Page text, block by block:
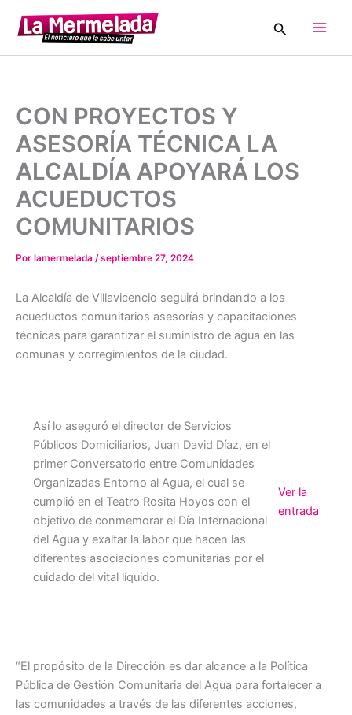
contenido
Buscar
CON PROYECTOS Y
ASESORÍA TÉCNICA LA
ALCALDÍA APOYARÁ LOS
ACUEDUCTOS
COMUNITARIOS
Por lamermelada /septiembre 27, 2024
La Alcaldía de Villavicencio seguirá brindando a los
acueductos comunitarios asesorías y capacitaciones
técnicas para garantizar el suministro de agua en las
comunas y corregimientos de la ciudad.
Así lo aseguró el director de Servicios
Públicos Domiciliarios, Juan David Díaz, en el
primer Conversatorio entre Comunidades
Organizadas Entorno al Agua, el cual se
cumplió en el Teatro Rosita Hoyos con el
objetivo de conmemorar el Día Internacional
del Agua y exaltar la labor que hacen las
diferentes asociaciones comunitarias por el
cuidado del vital líquido.
Ver la
entrada
“El propósito de la Dirección es dar alcance a la Política
Pública de Gestión Comunitaria del Agua para fortalecer a
las comunidades a través de las diferentes acciones,